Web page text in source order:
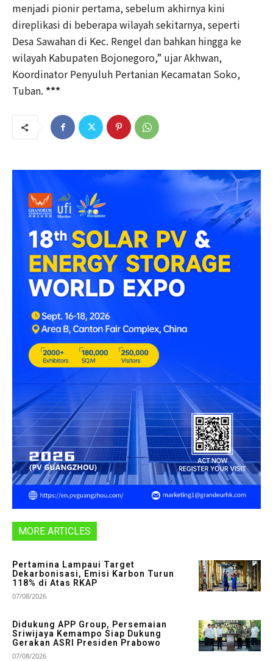
menjadi pionir pertama, sebelum akhirnya kini
direplikasi di beberapa wilayah sekitarnya, seperti
Desa Sawahan di Kec. Rengel dan bahkan hingga ke
wilayah Kabupaten Bojonegoro,” ujar Akhwan,
Koordinator Penyuluh Pertanian Kecamatan Soko,
Tuban. ***
MORE ARTICLES
Pertamina Lampaui Target
Dekarbonisasi, Emisi Karbon Turun
118% di Atas RKAP
07/08/2026
Didukung APP Group, Persemaian
Sriwijaya Kemampo Siap Dukung
Gerakan ASRI Presiden Prabowo
07/08/2026